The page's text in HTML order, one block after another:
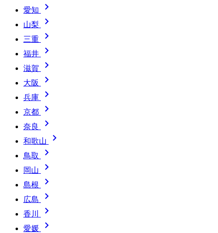
愛知 
山梨 
三重 
福井 
滋賀 
大阪 
兵庫 
京都 
奈良 
和歌山 
鳥取 
岡山 
島根 
広島 
香川 
愛媛 